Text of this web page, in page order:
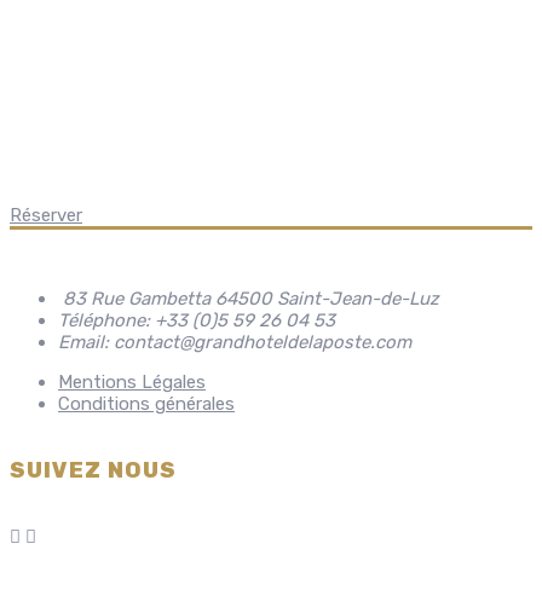
Réserver
83 Rue Gambetta 64500 Saint-Jean-de-Luz
Téléphone: +33 (0)5 59 26 04 53
Email: contact@grandhoteldelaposte.com
Mentions Légales
Conditions générales
SUIVEZ NOUS